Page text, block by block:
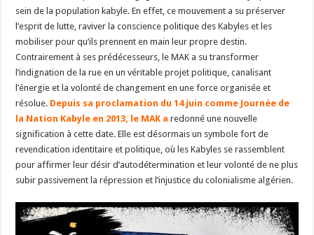
sein de la population kabyle. En effet, ce mouvement a su préserver
l’esprit de lutte, raviver la conscience politique des Kabyles et les
mobiliser pour qu’ils prennent en main leur propre destin.
Contrairement à ses prédécesseurs, le MAK a su transformer
l’indignation de la rue en un véritable projet politique, canalisant
l’énergie et la volonté de changement en une force organisée et
résolue. Depuis sa proclamation du 14 juin comme Journée de
la Nation Kabyle en 2013, le MAK a redonné une nouvelle
signification à cette date. Elle est désormais un symbole fort de
revendication identitaire et politique, où les Kabyles se rassemblent
pour affirmer leur désir d’autodétermination et leur volonté de ne plus
subir passivement la répression et l’injustice du colonialisme algérien.